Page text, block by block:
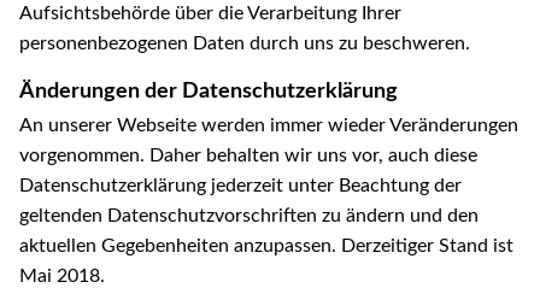
Aufsichtsbehörde über die Verarbeitung Ihrer
personenbezogenen Daten durch uns zu beschweren.
Änderungen der Datenschutzerklärung
An unserer Webseite werden immer wieder Veränderungen
vorgenommen. Daher behalten wir uns vor, auch diese
Datenschutzerklärung jederzeit unter Beachtung der
geltenden Datenschutzvorschriften zu ändern und den
aktuellen Gegebenheiten anzupassen. Derzeitiger Stand ist
Mai 2018.